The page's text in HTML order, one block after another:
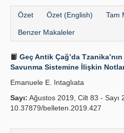
Özet Özet (English) Tam
Benzer Makaleler
Geç Antik Çağ’da
Savunma Sistemine İlişkin
Emanuele E. Intaglıata
Sayı: Ağustos 2019, Cilt 83 - Sayı
10.37879/belleten.2019.427